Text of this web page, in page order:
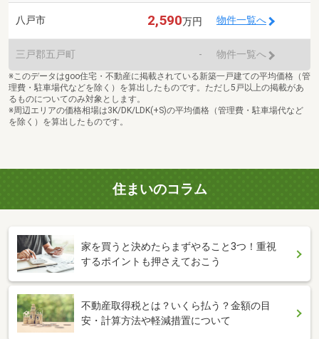
八戸市 2,590万円 物件一覧へ
三戸郡五戸町 - 物件一覧へ
※このデータはgoo住宅・不動産に掲載されている新築一戸建ての平均価格（管
理費・駐車場代などを除く）を算出したものです。ただし5戸以上の掲載があ
るものについてのみ対象とします。
※周辺エリアの価格相場は3K/DK/LDK(+S)の平均価格（管理費・駐車場代など
を除く）を算出したものです。
住まいのコラム
家を買うと決めたらまずやること3つ！重視
するポイントも押さえておこう
不動産取得税とは？いくら払う？金額の目
安・計算方法や軽減措置について